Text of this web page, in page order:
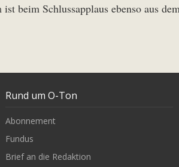
beim Schlussapplaus ebenso aus
Rund um O-Ton
Abonnement
Fundus
Brief an die Redaktion